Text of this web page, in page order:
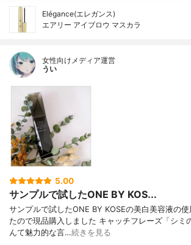
Elégance(エレガンス)
エアリー アイブロウ マスカラ
女性向けメディア運営
うい
5.00
サンプルで試したONE BY KOS...
サンプルで試したONE BY KOSEの美白美容液の
たので現品購入しました キャッチフレーズ「シミ
んて魅力的な言…続きを見る